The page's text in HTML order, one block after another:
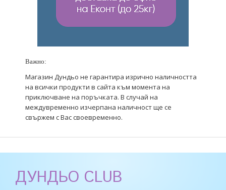
Важно:
Магазин Дундьо не гарантира изрично наличността
на всички продукти в сайта към момента на
приключване на поръчката. В случай на
междувременно изчерпана наличност ще се
свържем с Вас своевременно.
ДУНДЬО CLUB